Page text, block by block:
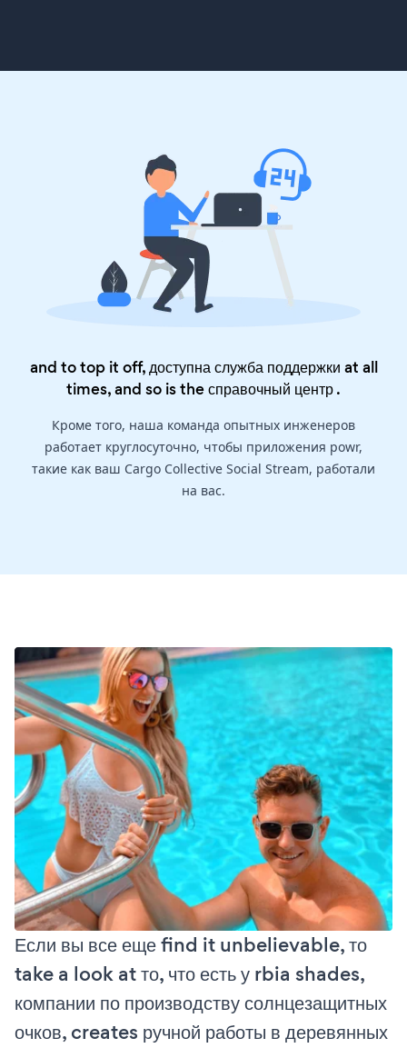
and to top it off, доступна служба поддержки at all
times, and so is theсправочный центр.
Кроме того, наша команда опытных инженеров
работает круглосуточно, чтобы приложения powr,
такие как ваш Cargo Collective Social Stream, работали
на вас.
Если вы все еще find it unbelievable, то
take a look at то, что есть у rbia shades,
компании по производству солнцезащитных
очков, creates ручной работы в деревянных